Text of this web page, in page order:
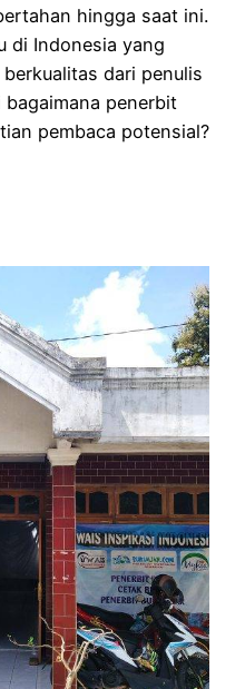
hingga saat ini.
di Indonesia yang
dari penulis
bagaimana penerbit
pembaca potensial?